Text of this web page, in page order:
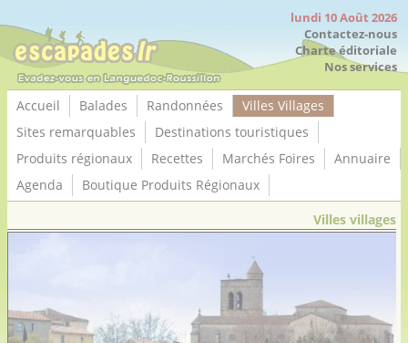
lundi 10 Août 2026
Contactez-nous
Charte éditoriale
Nos services
Accueil Balades Randonnées
Villes Villages
Sites remarquables
Destinations touristiques
Produits régionaux
Recettes Marchés Foires
Annuaire
Agenda
Boutique Produits Régionaux
Villes villages